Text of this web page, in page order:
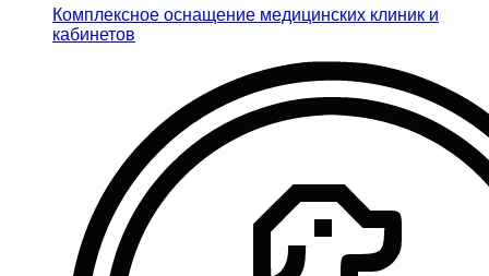
Комплексное оснащение медицинских клиник и
кабинетов